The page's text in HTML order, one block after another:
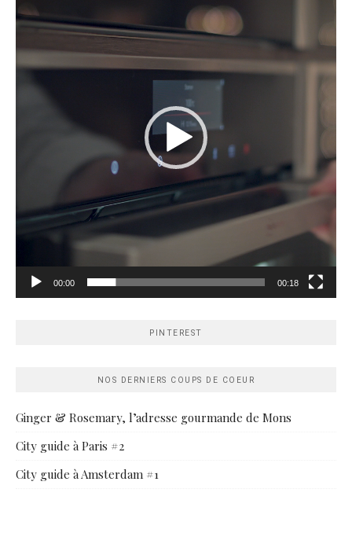
00:00 00:18
PINTEREST
NOS DERNIERS COUPS DE COEUR
Ginger & Rosemary, l’adresse gourmande de Mons
City guide à Paris #2
City guide à Amsterdam #1